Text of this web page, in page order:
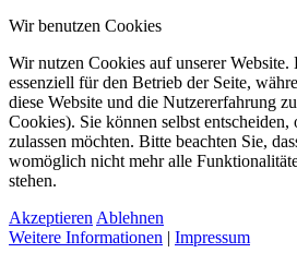
Wir benutzen Cookies
Wir nutzen Cookies auf unserer
essenziell für den Betrieb der Seite,
diese Website und die Nutzererfahrung
Cookies). Sie können selbst entscheiden,
zulassen möchten. Bitte beachten Sie,
womöglich nicht mehr alle
stehen.
AkzeptierenAblehnen
Weitere Informationen
Impressum